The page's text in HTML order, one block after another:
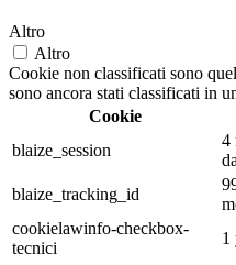
Altro
Altro
Cookie non classificati sono
sono ancora stati classificati in
Cookie
blaize_session
4
blaize_tracking_id
cookielawinfo-checkbox-
tecnici
1